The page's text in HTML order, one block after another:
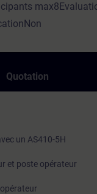
Quotation
un AS410-5H
et poste opérateur